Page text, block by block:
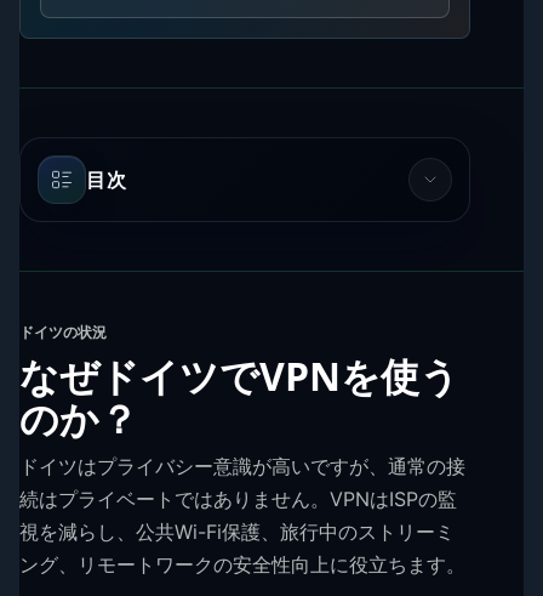
目次
ドイツの状況
なぜドイツでVPNを使う
のか？
ドイツはプライバシー意識が高いですが、通常の接
続はプライベートではありません。VPNはISPの監
視を減らし、公共Wi-Fi保護、旅行中のストリーミ
ング、リモートワークの安全性向上に役立ちます。